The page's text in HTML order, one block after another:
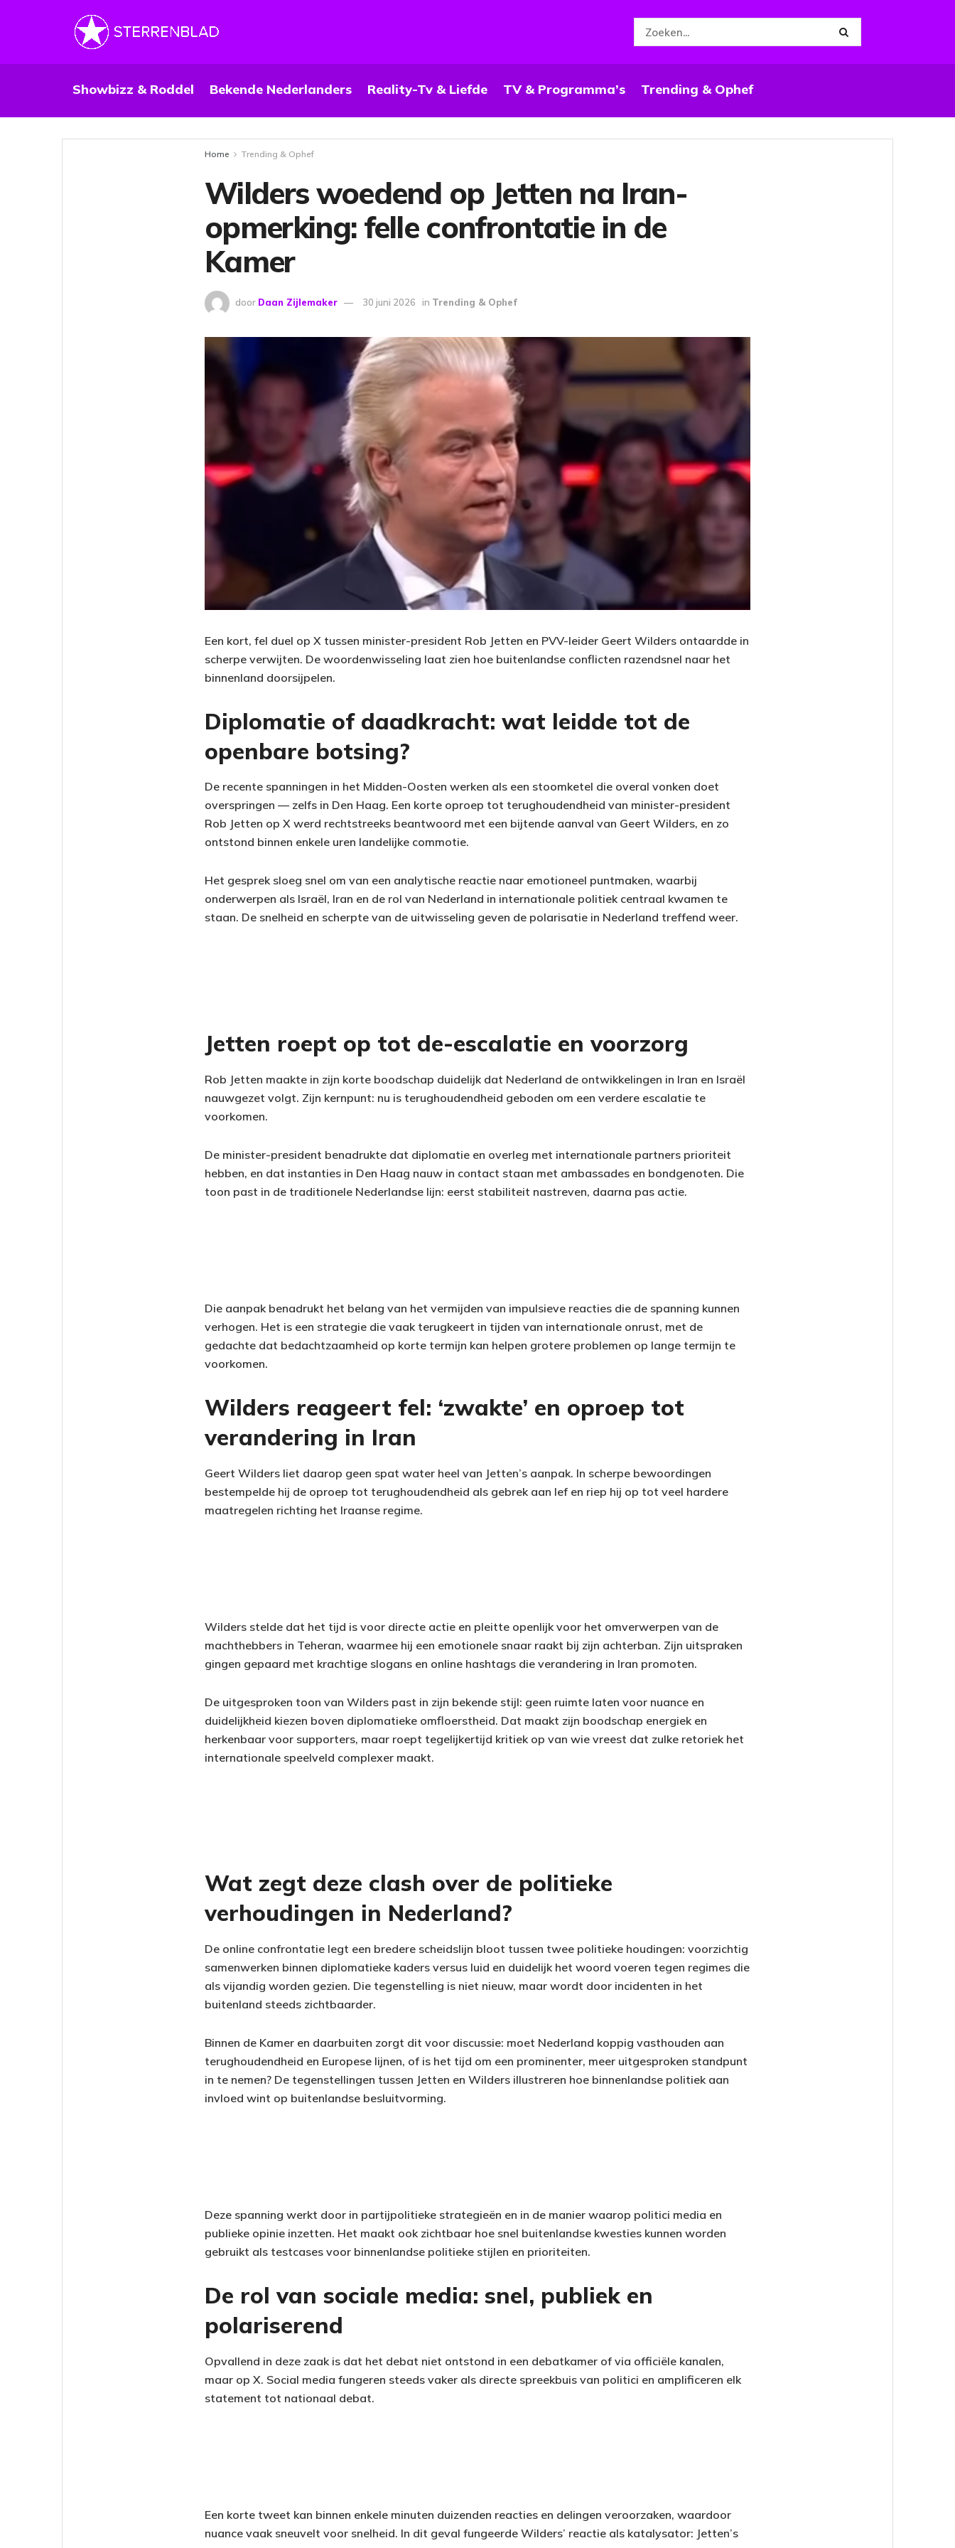
Showbizz & Roddel Bekende Nederlanders Reality-Tv & Liefde TV & Programma’s Trending & Ophef
Home Trending & Ophef
Wilders woedend op Jetten na Iran-
opmerking: felle confrontatie in de
Kamer
door Daan Zijlemaker 30 juni 2026 in Trending & Ophef
Een kort, fel duel op X tussen minister-president Rob Jetten en PVV-leider Geert Wilders ontaardde in
scherpe verwijten. De woordenwisseling laat zien hoe buitenlandse conflicten razendsnel naar het
binnenland doorsijpelen.
Diplomatie of daadkracht: wat leidde tot de
openbare botsing?
De recente spanningen in het Midden-Oosten werken als een stoomketel die overal vonken doet
overspringen — zelfs in Den Haag. Een korte oproep tot terughoudendheid van minister-president
Rob Jetten op X werd rechtstreeks beantwoord met een bijtende aanval van Geert Wilders, en zo
ontstond binnen enkele uren landelijke commotie.
Het gesprek sloeg snel om van een analytische reactie naar emotioneel puntmaken, waarbij
onderwerpen als Israël, Iran en de rol van Nederland in internationale politiek centraal kwamen te
staan. De snelheid en scherpte van de uitwisseling geven de polarisatie in Nederland treffend weer.
Jetten roept op tot de-escalatie en voorzorg
Rob Jetten maakte in zijn korte boodschap duidelijk dat Nederland de ontwikkelingen in Iran en Israël
nauwgezet volgt. Zijn kernpunt: nu is terughoudendheid geboden om een verdere escalatie te
voorkomen.
De minister-president benadrukte dat diplomatie en overleg met internationale partners prioriteit
hebben, en dat instanties in Den Haag nauw in contact staan met ambassades en bondgenoten. Die
toon past in de traditionele Nederlandse lijn: eerst stabiliteit nastreven, daarna pas actie.
Die aanpak benadrukt het belang van het vermijden van impulsieve reacties die de spanning kunnen
verhogen. Het is een strategie die vaak terugkeert in tijden van internationale onrust, met de
gedachte dat bedachtzaamheid op korte termijn kan helpen grotere problemen op lange termijn te
voorkomen.
Wilders reageert fel: ‘zwakte’ en oproep tot
verandering in Iran
Geert Wilders liet daarop geen spat water heel van Jetten’s aanpak. In scherpe bewoordingen
bestempelde hij de oproep tot terughoudendheid als gebrek aan lef en riep hij op tot veel hardere
maatregelen richting het Iraanse regime.
Wilders stelde dat het tijd is voor directe actie en pleitte openlijk voor het omverwerpen van de
machthebbers in Teheran, waarmee hij een emotionele snaar raakt bij zijn achterban. Zijn uitspraken
gingen gepaard met krachtige slogans en online hashtags die verandering in Iran promoten.
De uitgesproken toon van Wilders past in zijn bekende stijl: geen ruimte laten voor nuance en
duidelijkheid kiezen boven diplomatieke omfloerstheid. Dat maakt zijn boodschap energiek en
herkenbaar voor supporters, maar roept tegelijkertijd kritiek op van wie vreest dat zulke retoriek het
internationale speelveld complexer maakt.
Wat zegt deze clash over de politieke
verhoudingen in Nederland?
De online confrontatie legt een bredere scheidslijn bloot tussen twee politieke houdingen: voorzichtig
samenwerken binnen diplomatieke kaders versus luid en duidelijk het woord voeren tegen regimes die
als vijandig worden gezien. Die tegenstelling is niet nieuw, maar wordt door incidenten in het
buitenland steeds zichtbaarder.
Binnen de Kamer en daarbuiten zorgt dit voor discussie: moet Nederland koppig vasthouden aan
terughoudendheid en Europese lijnen, of is het tijd om een prominenter, meer uitgesproken standpunt
in te nemen? De tegenstellingen tussen Jetten en Wilders illustreren hoe binnenlandse politiek aan
invloed wint op buitenlandse besluitvorming.
Deze spanning werkt door in partijpolitieke strategieën en in de manier waarop politici media en
publieke opinie inzetten. Het maakt ook zichtbaar hoe snel buitenlandse kwesties kunnen worden
gebruikt als testcases voor binnenlandse politieke stijlen en prioriteiten.
De rol van sociale media: snel, publiek en
polariserend
Opvallend in deze zaak is dat het debat niet ontstond in een debatkamer of via officiële kanalen,
maar op X. Social media fungeren steeds vaker als directe spreekbuis van politici en amplificeren elk
statement tot nationaal debat.
Een korte tweet kan binnen enkele minuten duizenden reacties en delingen veroorzaken, waardoor
nuance vaak sneuvelt voor snelheid. In dit geval fungeerde Wilders’ reactie als katalysator: Jetten’s